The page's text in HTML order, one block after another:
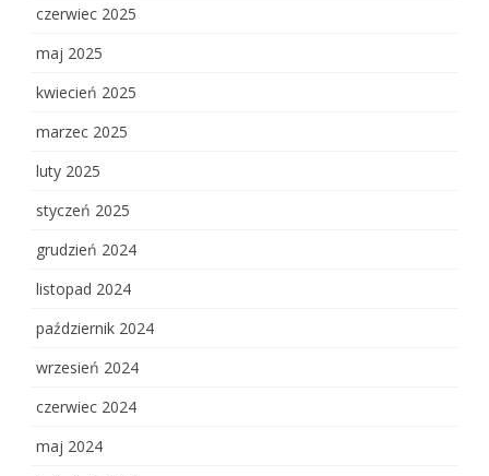
czerwiec 2025
maj 2025
kwiecień 2025
marzec 2025
luty 2025
styczeń 2025
grudzień 2024
listopad 2024
październik 2024
wrzesień 2024
czerwiec 2024
maj 2024